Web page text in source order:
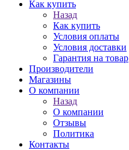
Как купить
Назад
Как купить
Условия оплаты
Условия доставки
Гарантия на товар
Производители
Магазины
О компании
Назад
О компании
Отзывы
Политика
Контакты